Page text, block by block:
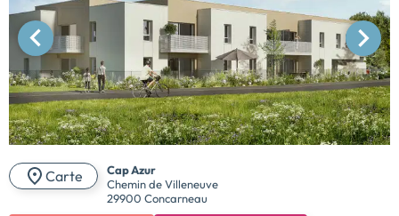
Carte
Cap Azur
Chemin de Villeneuve
29900 Concarneau